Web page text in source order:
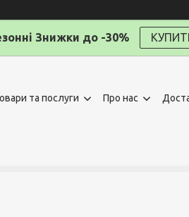
Знижки до -30%
та послуги Про нас